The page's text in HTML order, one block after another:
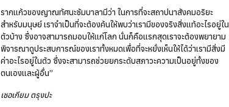
รากแก้วของญาณทัศนะชัมบาลามีว่า ในการที่จะสถาปนาสังคมอริยะ
สำหรับมนุษย์ เราจำเป็นที่จะต้องค้นให้พบว่าเรามีของจริงสิ่งแท้อะไรอยู่ใน
ตัวบ้าง ซึ่งอาจสามารถมอบให้แก่โลก นั่นก็คือแรกสุดเราจะต้องพยายาม
พิจารณาดูประสบการณ์ของเราทั้งหมดเพื่อที่จะหยั่งเห็นให้ได้ว่าเรามีสิ่งมี
ค่าอะไรอยู่ในตัว ซึ่งจะสามารถช่วยยกระดับสภาวะความเป็นอยู่ทั้งของ
ตนเองและผู้อื่น”
เชอเกียม ตรุงปะ